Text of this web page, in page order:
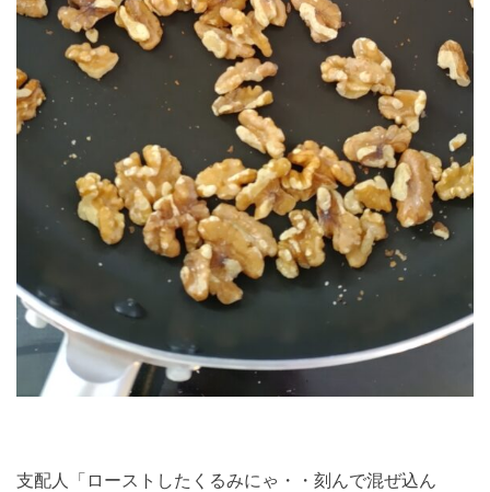
支配人「ローストしたくるみにゃ・・刻んで混ぜ込ん